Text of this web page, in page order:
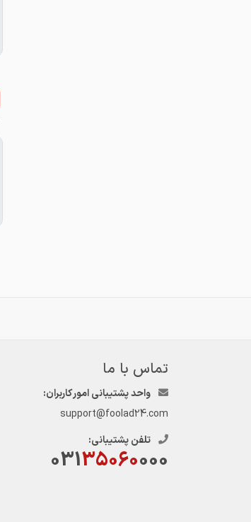
تماس با ما
واحد پشتیبانی امور کاربران:
support@foolad24.com
تلفن پشتیبانی:
03135060000